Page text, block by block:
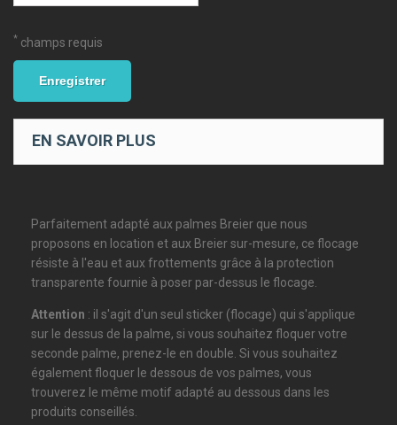
* champs requis
Enregistrer
EN SAVOIR PLUS
Parfaitement adapté aux palmes Breier que nous
proposons en location et aux Breier sur-mesure, ce flocage
résiste à l'eau et aux frottements grâce à la protection
transparente fournie à poser par-dessus le flocage.
Attention : il s'agit d'un seul sticker (flocage) qui s'applique
sur le dessus de la palme, si vous souhaitez floquer votre
seconde palme, prenez-le en double. Si vous souhaitez
également floquer le dessous de vos palmes, vous
trouverez le même motif adapté au dessous dans les
produits conseillés.